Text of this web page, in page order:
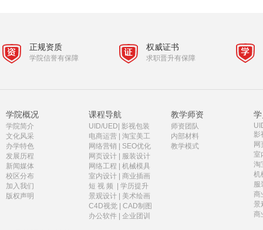
正规资质
学院信誉有保障
权威证书
求职晋升有保障
学院概况
学院简介
文化风采
办学特色
发展历程
新闻媒体
校区分布
加入我们
版权声明
课程导航
UID/UED 影视包装
电商运营| 淘宝美工
网络营销
SEO优化
网页设计|
服装设计
网络工程
机械模具
室内设计| 商业插画
短 视 频
学历提升
景观设计|
美术绘画
C4D视觉| CAD制图
办公软件| 企业团训
教学师资
师资团队
内部材料
教学模式
影
网
室
淘
机
服
商
景
商